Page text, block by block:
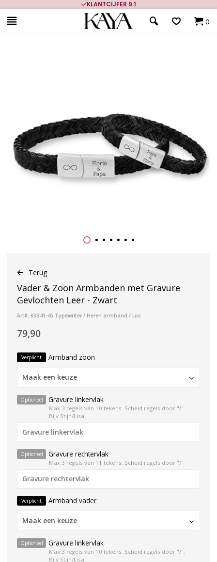
KLANTCIJFER 9.1
0
Terug
Vader & Zoon Armbanden met Gravure
Gevlochten Leer - Zwart
Art#: K3B41-45 Typewriter / Heren armband / Los
79,90
Verplicht Armband zoon
Maak een keuze
Optioneel Gravure linkervlak
Max 3 regels van 10 tekens. Scheid regels door "/".
Bijv Stijn/Lisa
Optioneel Gravure rechtervlak
Max 3 regels van 11 tekens. Scheid regels door "/"
Verplicht Armband vader
Maak een keuze
Optioneel Gravure linkervlak
Max 3 regels van 10 tekens. Scheid regels door "/".
Bijv Stijn/Lisa